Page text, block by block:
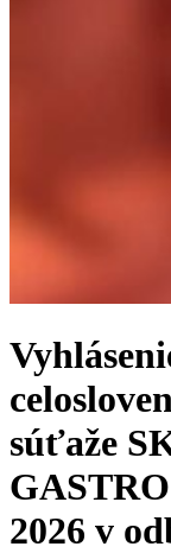
súťaže
2026 v